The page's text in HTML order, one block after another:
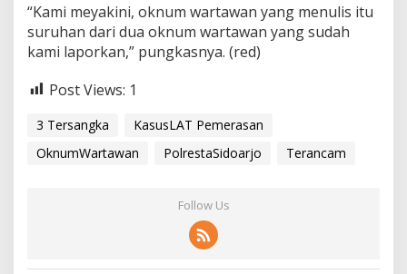
“Kami meyakini, oknum wartawan yang menulis itu
suruhan dari dua oknum wartawan yang sudah
kami laporkan,” pungkasnya. (red)
Post Views: 1
3 Tersangka
KasusLAT Pemerasan
OknumWartawan
PolrestaSidoarjo Terancam
Follow Us